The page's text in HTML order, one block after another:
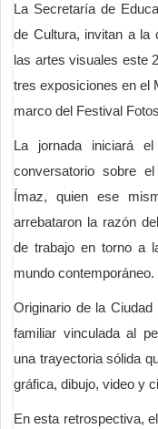
La Secretaría de
de Cultura, invitan a la
las artes visuales este
tres exposiciones en el
marco del Festival
La jornada iniciará
conversatorio sobre
Ímaz, quien ese
arrebataron la razón
de trabajo en torno a
mundo contemporáneo.
Originario de la
familiar vinculada al
una trayectoria sólida
gráfica, dibujo, video y
En esta retrospectiva,